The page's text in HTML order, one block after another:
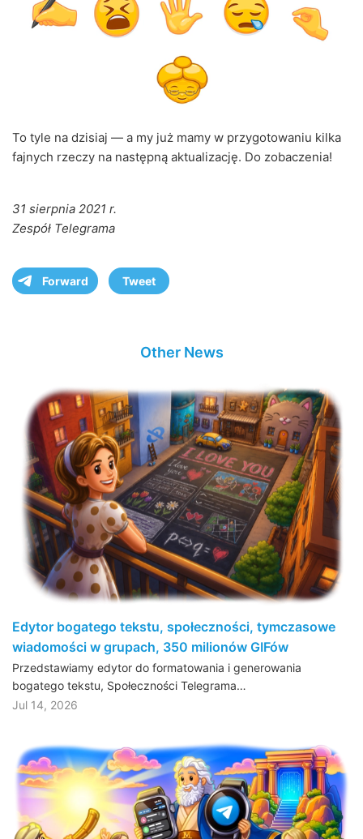
To tyle na dzisiaj — a my już mamy w przygotowaniu kilka
fajnych rzeczy na następną aktualizację. Do zobaczenia!
31 sierpnia 2021 r.
Zespół Telegrama
Forward Tweet
Other News
Edytor bogatego tekstu, społeczności, tymczasowe
wiadomości w grupach, 350 milionów GIFów
Przedstawiamy edytor do formatowania i generowania
bogatego tekstu, Społeczności Telegrama…
Jul 14, 2026